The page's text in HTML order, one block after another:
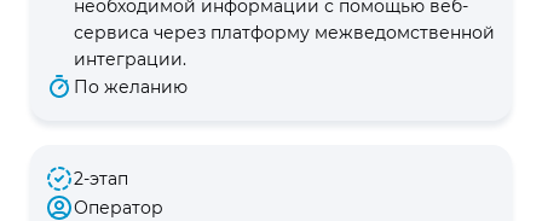
необходимой информации с помощью веб-
сервиса через платформу межведомственной
интеграции.
По желанию
2-этап
Оператор